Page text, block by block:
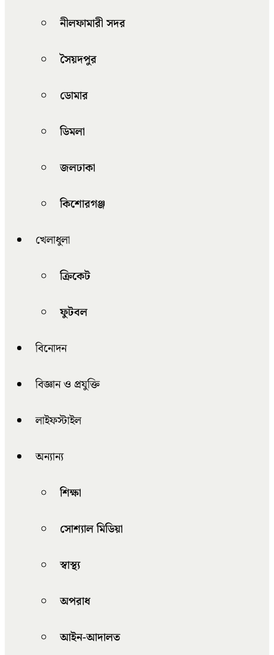
নীলফামারী সদর
সৈয়দপুর
ডোমার
ডিমলা
জলঢাকা
কিশোরগঞ্জ
খেলাধুলা
ক্রিকেট
ফুটবল
বিনোদন
বিজ্ঞান ও প্রযুক্তি
লাইফস্টাইল
অন্যান্য
শিক্ষা
সোশ্যাল মিডিয়া
স্বাস্থ্য
অপরাধ
আইন-আদালত